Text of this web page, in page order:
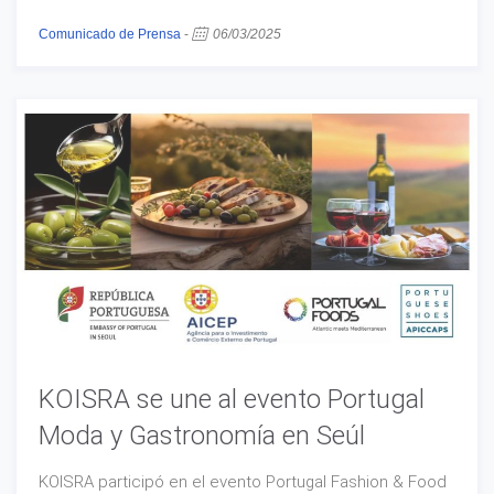
Comunicado de Prensa - 06/03/2025
KOISRA se une al evento Portugal
Moda y Gastronomía en Seúl
KOISRA participó en el evento Portugal Fashion & Food